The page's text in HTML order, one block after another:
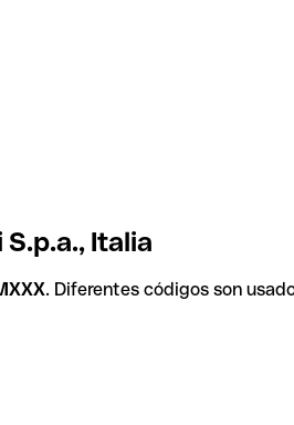
Italia
. Diferentes códigos son